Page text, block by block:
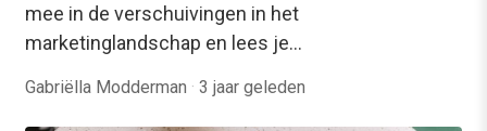
mee in de verschuivingen in het
marketinglandschap en lees je…
Gabriëlla Modderman · 3 jaar geleden